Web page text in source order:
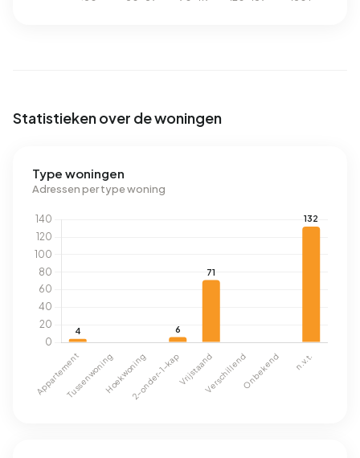
Statistieken over de woningen
Type woningen
Adressen per type woning